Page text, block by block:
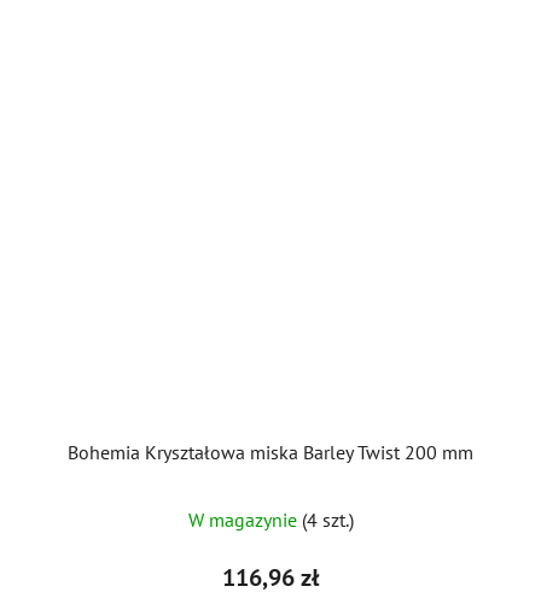
Bohemia Kryształowa miska Barley Twist 200 mm
W magazynie (4 szt.)
116,96 zł